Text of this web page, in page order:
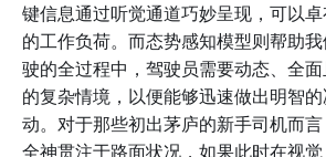
键信息通过听觉通道巧妙呈现，可以
的工作负荷。而态势感知模型则帮助
驶的全过程中，驾驶员需要动态、全
的复杂情境，以便能够迅速做出明智
动。对于那些初出茅庐的新手司机而
全神贯注于路面状况，如果此时在视